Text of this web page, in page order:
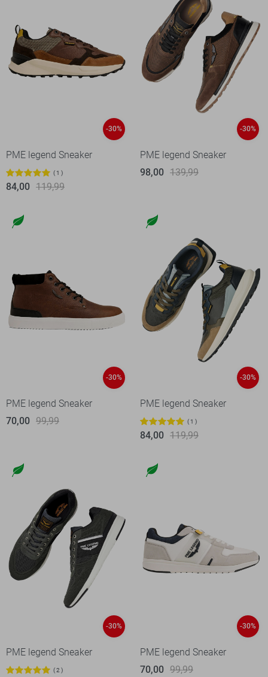
-30%
PME legend Sneaker
1
84,00 119,99
-30%
PME legend Sneaker
98,00 139,99
-30%
PME legend Sneaker
70,00 99,99
-30%
PME legend Sneaker
1
84,00 119,99
-30%
PME legend Sneaker
2
-30%
PME legend Sneaker
70,00 99,99